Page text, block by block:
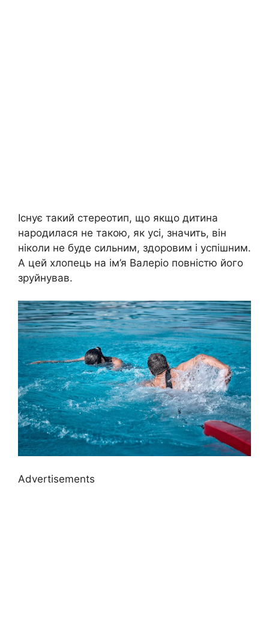
Існує такий стереотип, що якщо дитина
народилася не такою, як усі, значить, він
ніколи не буде сильним, здоровим і успішним.
А цей хлопець на ім’я Валеріо повністю його
зруйнував.
Advertisements